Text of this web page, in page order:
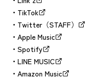
TikTok
Twitter（STAFF）
Apple Music
Spotify
LINE MUSIC
Amazon Music